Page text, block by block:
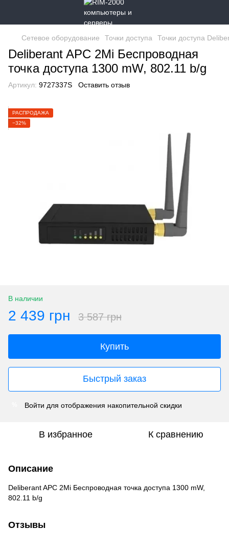
Сетевое оборудование Точки доступа Точки доступа
Deliberant APC 2Mi Беспроводная
точка доступа 1300 mW, 802.11 b/g
Артикул: 9727337S Оставить отзыв
РАСПРОДАЖА
−32%
В наличии
2 439 грн 3 587 грн
Купить
Быстрый заказ
Войти для отображения накопительной скидки
В избранное К сравнению
Описание
Deliberant APC 2Mi Беспроводная точка доступа 1300 mW,
802.11 b/g
Отзывы